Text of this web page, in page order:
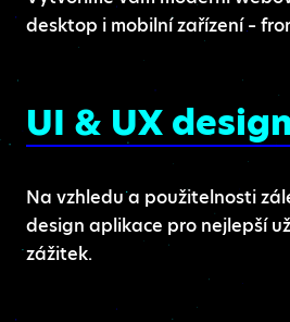
desktop i mobilní zařízení –
UI & UX design
Na vzhledu a použitelnosti
design aplikace pro nejlepší
zážitek.